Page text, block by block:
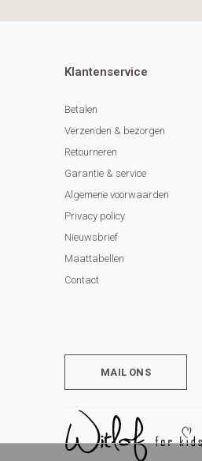
Klantenservice
Betalen
Verzenden & bezorgen
Retourneren
Garantie & service
Algemene voorwaarden
Privacy policy
Nieuwsbrief
Maattabellen
Contact
MAIL ONS